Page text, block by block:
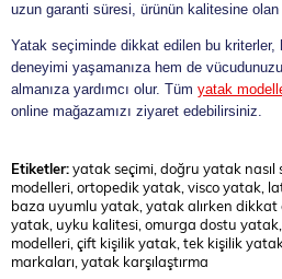
uzun garanti süresi, ürünün kalitesine
Yatak seçiminde dikkat edilen bu
deneyimi yaşamanıza hem de
almanıza yardımcı olur. Tüm yatak
online mağazamızı ziyaret edebilirsiniz.
Etiketler:yatak seçimi, doğru yatak
modelleri, ortopedik yatak, visco yatak,
baza uyumlu yatak, yatak alırken dikkat
yatak, uyku kalitesi, omurga dostu
modelleri, çift kişilik yatak, tek kişilik
markaları, yatak karşılaştırma